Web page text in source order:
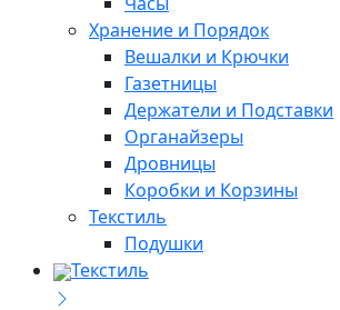
Хранение и Порядок
Вешалки и Крючки
Газетницы
Держатели и Подставки
Органайзеры
Дровницы
Коробки и Корзины
Текстиль
Подушки
Текстиль